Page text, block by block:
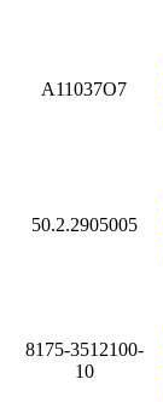
A11037O7
50.2.2905005
8175-3512100-
10